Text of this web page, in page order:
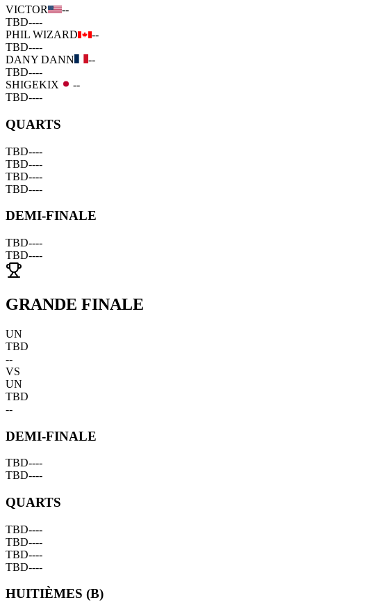
VICTOR
--
TBD----
PHIL WIZARD
--
TBD----
DANY DANN
--
TBD----
SHIGEKIX
--
TBD----
QUARTS
TBD----
TBD----
TBD----
TBD----
DEMI-FINALE
TBD----
TBD----
GRANDE FINALE
UN
TBD
--
VS
UN
TBD
--
DEMI-FINALE
TBD----
TBD----
QUARTS
TBD----
TBD----
TBD----
TBD----
HUITIÈMES (B)